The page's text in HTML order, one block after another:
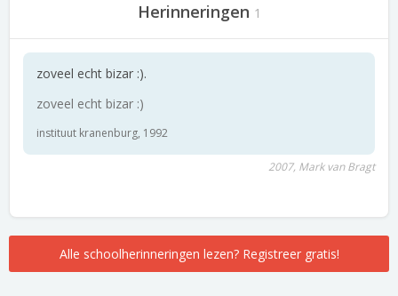
Herinneringen 1
zoveel echt bizar :).
zoveel echt bizar :)
instituut kranenburg, 1992
2007, Mark van Bragt
Alle schoolherinneringen lezen? Registreer gratis!